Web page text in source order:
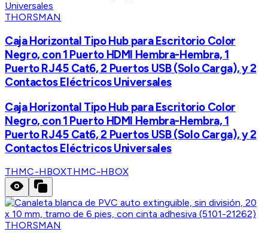
THORSMAN
Caja Horizontal Tipo Hub para Escritorio Color
Negro, con 1 Puerto HDMI Hembra-Hembra, 1
Puerto RJ45 Cat6, 2 Puertos USB (Solo Carga), y 2
Contactos Eléctricos Universales
Caja Horizontal Tipo Hub para Escritorio Color
Negro, con 1 Puerto HDMI Hembra-Hembra, 1
Puerto RJ45 Cat6, 2 Puertos USB (Solo Carga), y 2
Contactos Eléctricos Universales
THMC-HBOXTHMC-HBOX
THORSMAN